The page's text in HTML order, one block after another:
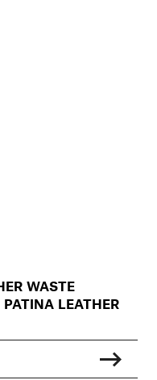
WASTE
LEATHER